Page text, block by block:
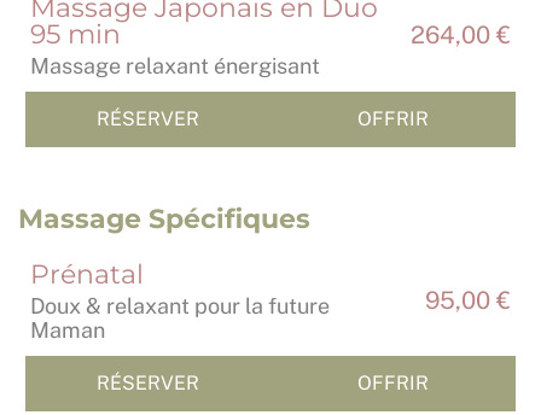
Massage Japonais en Duo
95 min
Massage relaxant énergisant
264,00 €
RÉSERVER OFFRIR
Massage Spécifiques
Prénatal
Doux & relaxant pour la future
Maman
95,00 €
RÉSERVER OFFRIR